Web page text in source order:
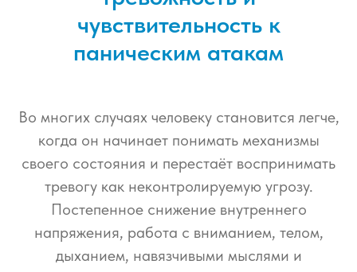
чувствительность к
паническим атакам
Во многих случаях человеку становится легче,
когда он начинает понимать механизмы
своего состояния и перестаёт воспринимать
тревогу как неконтролируемую угрозу.
Постепенное снижение внутреннего
напряжения, работа с вниманием, телом,
дыханием, навязчивыми мыслями и